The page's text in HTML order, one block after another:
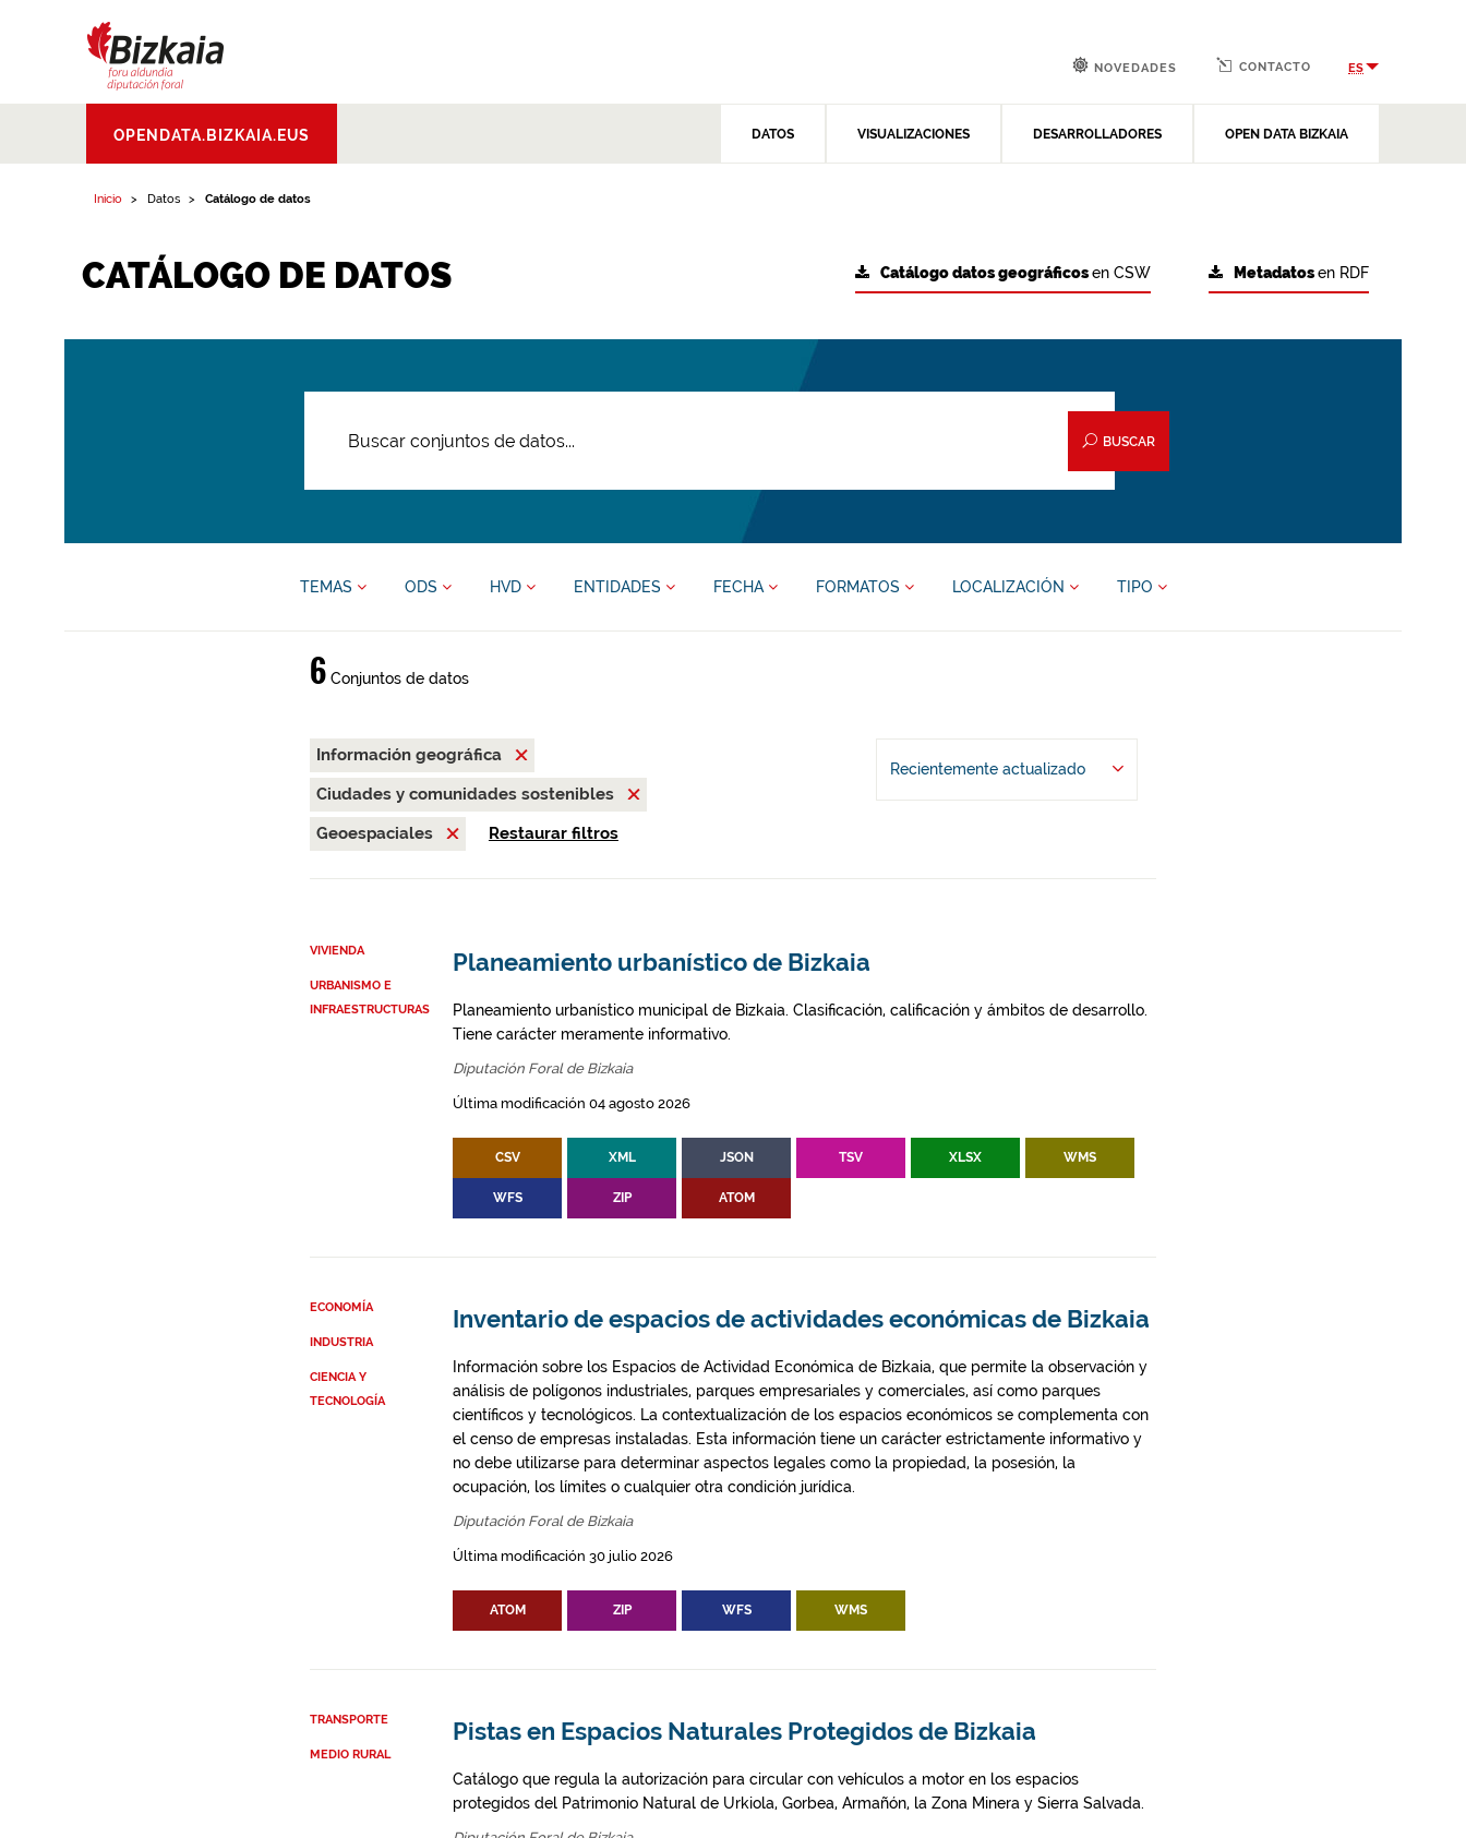
Aldundia.Diputacion
Foral de Bizkaia
OPENDATA.BIZKAIA.EUS DATOS VISUALIZACIONES DESARROLLADORES OPEN DATA BIZKAIA
NOVEDADES CONTACTO ES
Inicio Datos Catálogo de datos
CATÁLOGO DE DATOS Metadatosen RDF
Catálogo datos geográficosen CSW
BUSCAR
TEMAS ODS HVD ENTIDADES FECHA FORMATOS LOCALIZACIÓN TIPO
6Conjuntos de datos
Información geográfica
Ciudades y comunidades sostenibles
Geoespaciales
Restaurar filtros
Recientemente actualizado
VIVIENDA
URBANISMO E
INFRAESTRUCTURAS
Planeamiento urbanístico de Bizkaia
Planeamiento urbanístico municipal de Bizkaia. Clasificación, calificación y ámbitos de desarrollo.
Tiene carácter meramente informativo.
Diputación Foral de Bizkaia
Última modificación 04 agosto 2026
CSV XML JSON TSV XLSX WMS
WFS ZIP ATOM
ECONOMÍA
INDUSTRIA
CIENCIA Y
TECNOLOGÍA
Inventario de espacios de actividades económicas de Bizkaia
Información sobre los Espacios de Actividad Económica de Bizkaia, que permite la observación y
análisis de polígonos industriales, parques empresariales y comerciales, así como parques
científicos y tecnológicos. La contextualización de los espacios económicos se complementa con
el censo de empresas instaladas. Esta información tiene un carácter estrictamente informativo y
no debe utilizarse para determinar aspectos legales como la propiedad, la posesión, la
ocupación, los límites o cualquier otra condición jurídica.
Diputación Foral de Bizkaia
Última modificación 30 julio 2026
ATOM ZIP WFS WMS
TRANSPORTE
MEDIO RURAL
Pistas en Espacios Naturales Protegidos de Bizkaia
Catálogo que regula la autorización para circular con vehículos a motor en los espacios
protegidos del Patrimonio Natural de Urkiola, Gorbea, Armañón, la Zona Minera y Sierra Salvada.